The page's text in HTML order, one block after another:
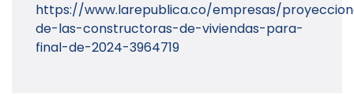
https://www.larepublica.co/empresas/
de-las-constructoras-de-viviendas-para-
final-de-2024-3964719